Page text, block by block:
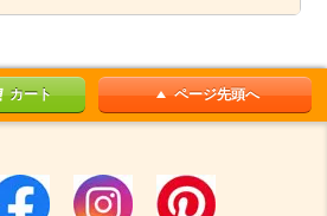
カート ページ先頭へ